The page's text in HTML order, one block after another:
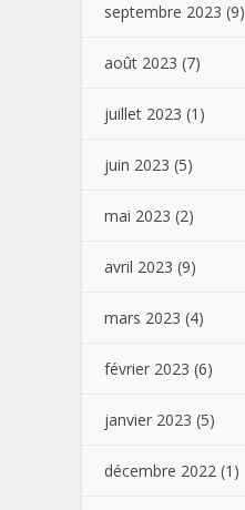
septembre 2023 (9)
août 2023 (7)
juillet 2023 (1)
juin 2023 (5)
mai 2023 (2)
avril 2023 (9)
mars 2023 (4)
février 2023 (6)
janvier 2023 (5)
décembre 2022 (1)